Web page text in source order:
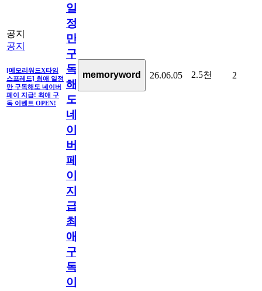
공지
공지
[메모리워드X타임
스프레드] 최애 일정
만 구독해도 네이버
페이 지급! 최애 구
독 이벤트 OPEN!
일
정
만
구
독
해
도
네
이
버
페
이
지
급!
최
애
구
독
이
memoryword 26.06.05 2.5천 2